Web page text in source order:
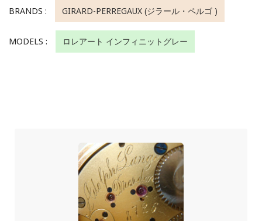
BRANDS : GIRARD-PERREGAUX (ジラール・ペルゴ )
MODELS : ロレアート インフィニットグレー